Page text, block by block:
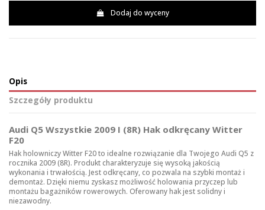
Dodaj do wyceny
Opis
Szczegóły produktu
Audi Q5 Wszystkie 2009 I (8R) Hak odkręcany Witter
F20
Hak holowniczy Witter F20 to idealne rozwiązanie dla Twojego Audi Q5 z
rocznika 2009 (8R). Produkt charakteryzuje się wysoką jakością
wykonania i trwałością. Jest odkręcany, co pozwala na szybki montaż i
demontaż. Dzięki niemu zyskasz możliwość holowania przyczep lub
montażu bagażników rowerowych. Oferowany hak jest solidny i
niezawodny.